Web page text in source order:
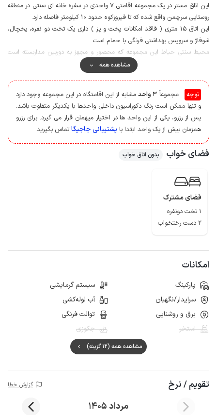
این اتاق مستر در یک مجموعه اقامتی 7 واحدی در سفره خانه ای سنتی در منطقه
روستایی سرچمن واقع شده که تا فیروزکوه حدود 10 کیلومتر فاصله دارد.
این اتاق 15 متری ( فاقد امکانات پخت و پز ) داری یک تخت دو نفره، یخچال،
شوفاژ و سرویس بهداشتی فرنگی با حمام است.
محیط سنتی حیاط این مجموعه که محصور و مجهز به دوربین مداربسته است
دارای سفره خانه و چای خانه می باشد و فضای مناسبی را جهت دورهمی فراهم
آورده است، همچنین نگهبان نیز در مجموعه مستقر می باشد.
با توجه به اینکه اقامتگاه در سفره خانه بنا شده است لذا امکان سرو وعده های
غذایی با هماهنگی قبلی و پرداخت هزینه جداگانه ممکن است.
شایان ذکر است آب شرب منطقه فاقد کیفیت لازم برای آشامیدن است بنابراین نیاز
است آب معدنی جهت آشامیدن تهیه نمائید.
حدود 100 متر از مسیر منتهی به اقامتگاه جاده به صورت خاکی و قابل تردد با
وسیله نقلیه می باشد.
مکالمه خوب و پوشش اینترنت به صورت 4G می باشد.
از جمله مناطق گردشگری اطراف این منطقه می توان به چشمه آب معدنی خمده،
تنگه واشی، بنای تاریخی گورگنبد، غار بورنیک، چشمه دریابک، غار دیدنی رودافشان و
پارک ملی خوجیر اشاره کرد.
توجه داشته باشید که اقامتگاه در محیط سفره خانه قرار دارد و به همین واسطه
مشاهده همه
توجه مجموعاً 3 واحد
مشابه از این اقامتگاه در این مجموعه وجود دارد
و تنها ممکن است رنگ دکوراسیون داخلی واحدها با یکدیگر متفاوت باشد.
پس از رزرو، یکی از این واحد ها در اختیار میهمان قرار می گیرد. برای رزرو
همزمان بیش از یک واحد ابتدا با پشتیبانی جاجیگا تماس بگیرید.
فضای خواب بدون اتاق خواب
فضای مشترک
1 تخت دونفره
2 دست رختخواب
امکانات
پارکینگ
سیستم گرمایشی
سرایدار/نگهبان
آب لوله‌کشی
برق و روشنایی
توالت فرنگی
استخر
جکوزی
مشاهده همه (12 گزینه)
تقویم / نرخ گزارش خطا
مرداد 1405